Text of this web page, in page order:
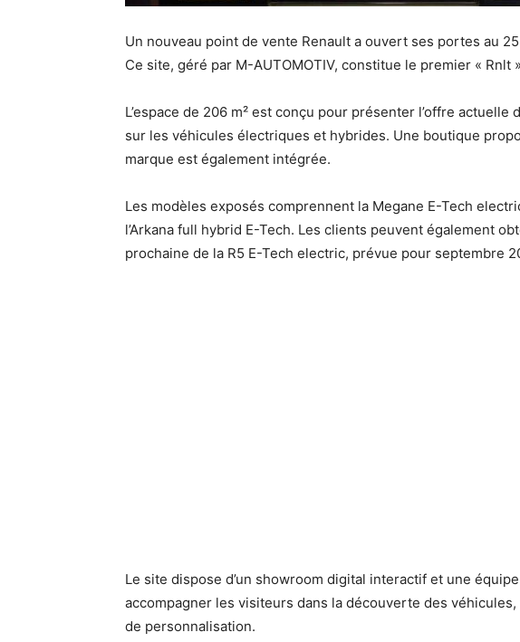
Un nouveau point de vente Renault a ouvert ses portes au
Ce site, géré par M-AUTOMOTIV, constitue le premier « Rnlt
L’espace de 206 m² est conçu pour présenter l’offre
sur les véhicules électriques et hybrides. Une boutique
marque est également intégrée.
Les modèles exposés comprennent la Megane E-Tech
l’Arkana full hybrid E-Tech. Les clients peuvent également
prochaine de la R5 E-Tech electric, prévue pour septembre
Le site dispose d’un showroom digital interactif et une
accompagner les visiteurs dans la découverte des
de personnalisation.